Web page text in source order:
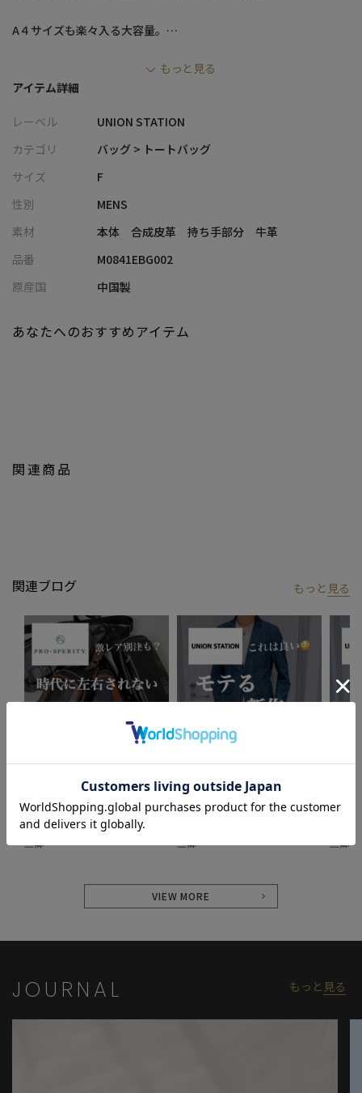
A４サイズも楽々入る大容量。
ナップボタンタイプと、かさばってもきっちり閉められるジッパ
ータイプの2つを装備。
などを入れることができます。
わせてスタイリッシュな長さにすることも、荷物の重さに合わせ
てラクな長さにすることも可能。
ベルト部分のアシンメトリーなデザインもオシャレです。
機能的な合皮なので、水をはじき汚れや傷もつきにくく、お手入
れも不要。雨に濡れた際も軽く拭くだけでOKです。
豊富なカラーバリエーションを用意いたしましたので、ぜひお気
商品タグに記載している価格が旧価格のものが混在しております
心地にこだわったアイテムを展開。
肩ひじを張らずに自分に合ったおしゃれを楽しめる、きれいめス
タイルを提案します。
私たちは服を通してみなさまの心が明るくなったりワクワクした
り、ささやかな高揚感を感じていただけるような”おしゃれ着”を
お届けします。
※画像はサンプルです。仕様が変更になることがありますのであ
らかじめご了承ください。
※商品の色味につきまして、お客様のお使いのPCのモニター環
境、設定により実際のカラーと画像の色味が違って見える場合が
あります。予めご了承の上、ご注文ください。
※屋外での撮影画像は光の加減で、実際の商品より明るく見える
をご参考ください。
もっと見る
アイテム詳細
レーベル
UNION STATION
カテゴリ
バッグ > トートバッグ
サイズ
F
性別
MENS
素材
本体 合成皮革 持ち手部分 牛革
品番
M0841EBG002
原産国
中国製
関連商品
あなたへのおすすめアイテム
関連ブログ もっと 見る
絶対見て！バッグ特集！
UNION STATION
UNION STATION ららぽーと新
三郷
モテる 新作 セットアップ
UNION STATION
三郷
三郷
VIEW MORE
JOURNAL もっと 見る